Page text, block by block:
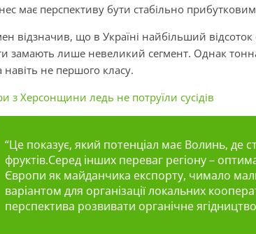
має перспективу бути стабільно
відзначив, що в Україні найбільший
замають лише невеликий сегмент. Однак
не першого класу.
з Херсонщини ледь не потруїли сусідів
“Це показує, який потенціал має Волинь, де
фруктів.Серед інших переваг регіону –
Європи як майданчика експорту, чимало
варіантом для організації локальних
перспектива розвивати органічне